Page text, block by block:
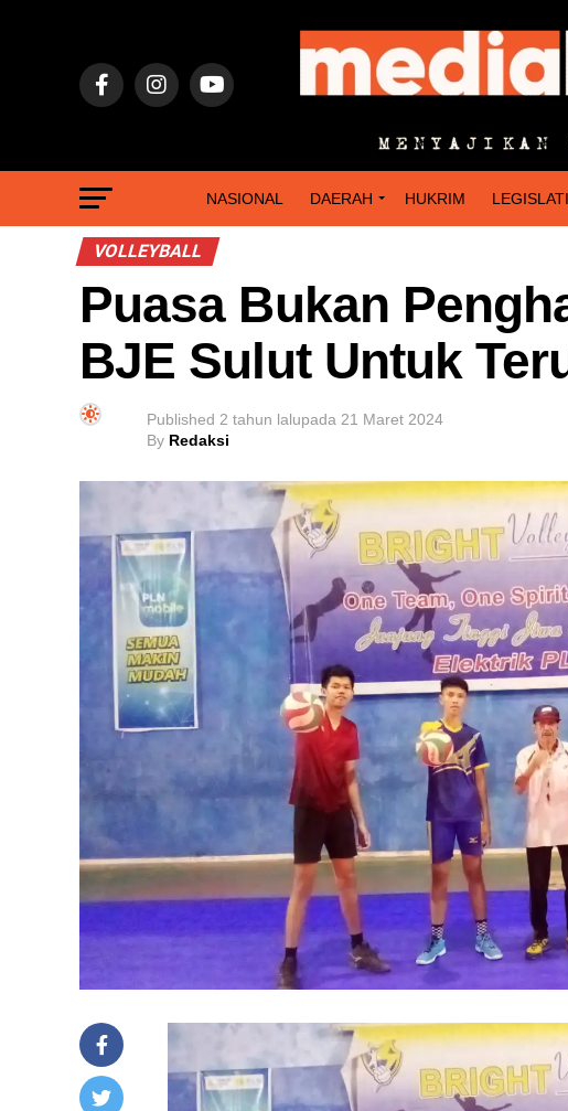
NASIONAL DAERAH HUKRIM
VOLLEYBALL
Puasa Bukan
BJE Sulut Untuk
Published 2 tahun lalupada 21 Maret 2024
By Redaksi